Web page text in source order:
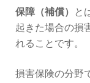
保障（補償）
と
起きた場合の損
れることです。
損害保険の分野